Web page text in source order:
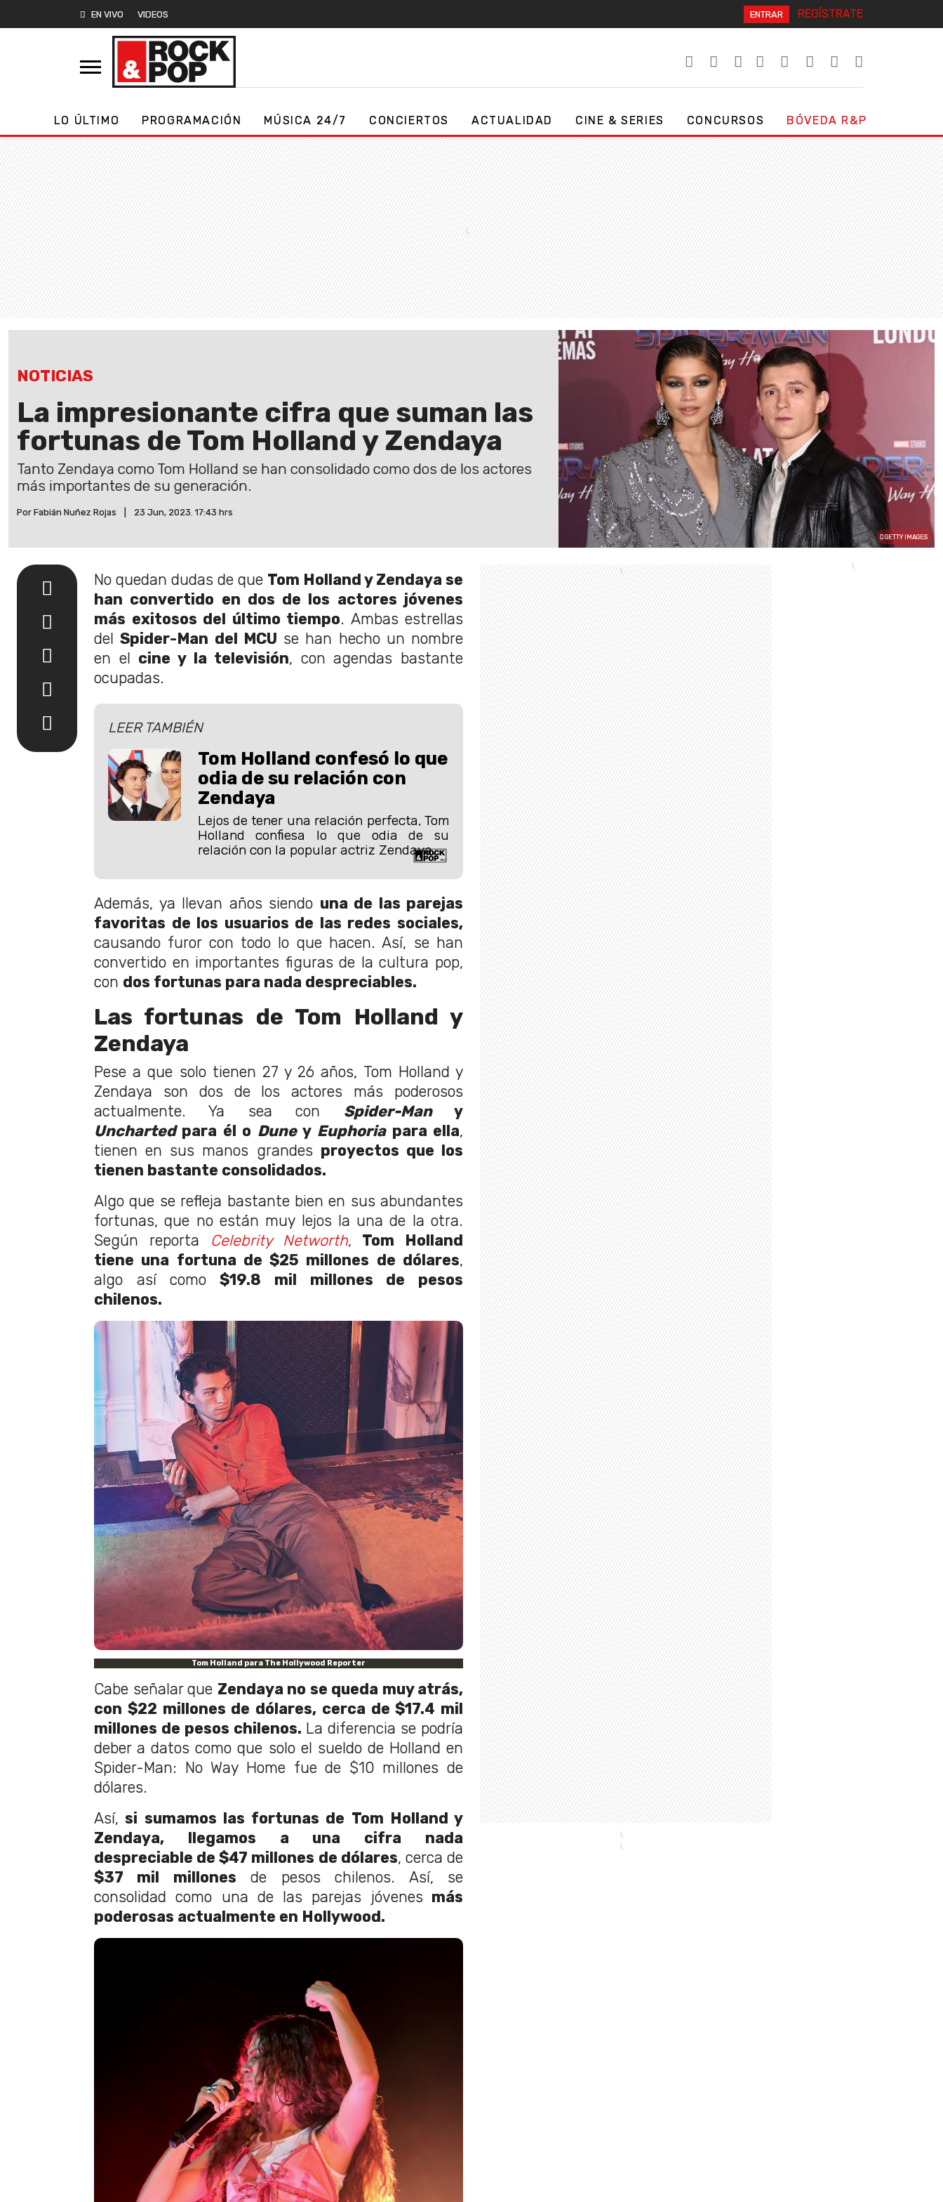
EN VIVO VIDEOS ENTRAR REGÍSTRATE
LO ÚLTIMO PROGRAMACIÓN MÚSICA 24/7 CONCIERTOS ACTUALIDAD CINE & SERIES CONCURSOS BÓVEDA R&P
NOTICIAS
La impresionante cifra que suman las
fortunas de Tom Holland y Zendaya
Tanto Zendaya como Tom Holland se han consolidado como dos de los actores
más importantes de su generación.
Por Fabián Nuñez Rojas 23 Jun, 2023. 17:43 hrs
GETTY IMAGES
No quedan dudas de que Tom Holland y Zendaya se
han convertido en dos de los actores jóvenes
más exitosos del último tiempo. Ambas estrellas
delSpider-Man del MCU se han hecho un nombre
en el cine y la televisión, con agendas bastante
ocupadas.
LEER TAMBIÉN
Tom Holland confesó lo que
odia de su relación con
Zendaya
Lejos de tener una relación perfecta, Tom
Holland confiesa lo que odia de su
relación con la popular actriz Zendaya.
Además, ya llevan años siendo una de las parejas
favoritas de los usuarios de las redes sociales,
causando furor con todo lo que hacen. Así, se han
convertido en importantes figuras de la cultura pop,
con dos fortunas para nada despreciables.
Las fortunas de Tom Holland y
Zendaya
Pese a que solo tienen 27 y 26 años, Tom Holland y
Zendaya son dos de los actores más poderosos
actualmente. Ya sea con Spider-Many
Uncharted para él o Dune y Euphoria para ella,
tienen en sus manos grandes proyectos que los
tienen bastante consolidados.
Algo que se refleja bastante bien en sus abundantes
fortunas, que no están muy lejos la una de la otra.
Según reporta Celebrity Networth,
Tom Holland
tiene una fortuna de $25 millones de dólares,
algo así como $19.8 mil millones de pesos
chilenos.
Tom Holland para The Hollywood Reporter
Cabe señalar que Zendaya no se queda muy atrás,
con $22 millones de dólares, cerca de $17.4 mil
millones de pesos chilenos. La diferencia se podría
deber a datos como que solo el sueldo de Holland en
Spider-Man: No Way Home fue de $10 millones de
dólares.
Así, si sumamos las fortunas de Tom Holland y
Zendaya, llegamos a una cifra nada
despreciable de $47 millones de dólares, cerca de
$37 mil millones de pesos chilenos. Así, se
consolidad como una de las parejas jóvenesmás
poderosas actualmente en Hollywood.